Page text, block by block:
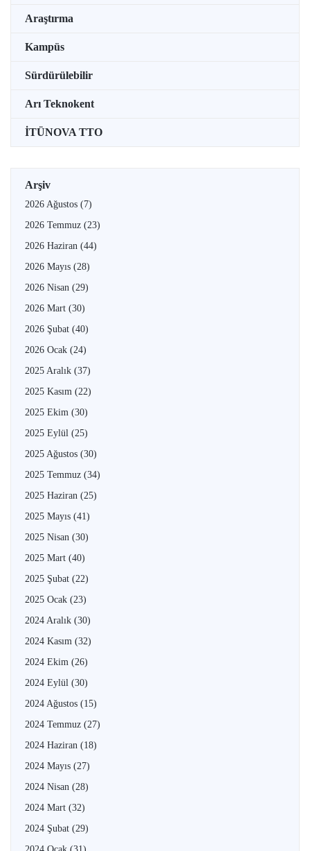
Araştırma
Kampüs
Sürdürülebilir
Arı Teknokent
İTÜNOVA TTO
Arşiv
2026 Ağustos (7)
2026 Temmuz (23)
2026 Haziran (44)
2026 Mayıs (28)
2026 Nisan (29)
2026 Mart (30)
2026 Şubat (40)
2026 Ocak (24)
2025 Aralık (37)
2025 Kasım (22)
2025 Ekim (30)
2025 Eylül (25)
2025 Ağustos (30)
2025 Temmuz (34)
2025 Haziran (25)
2025 Mayıs (41)
2025 Nisan (30)
2025 Mart (40)
2025 Şubat (22)
2025 Ocak (23)
2024 Aralık (30)
2024 Kasım (32)
2024 Ekim (26)
2024 Eylül (30)
2024 Ağustos (15)
2024 Temmuz (27)
2024 Haziran (18)
2024 Mayıs (27)
2024 Nisan (28)
2024 Mart (32)
2024 Şubat (29)